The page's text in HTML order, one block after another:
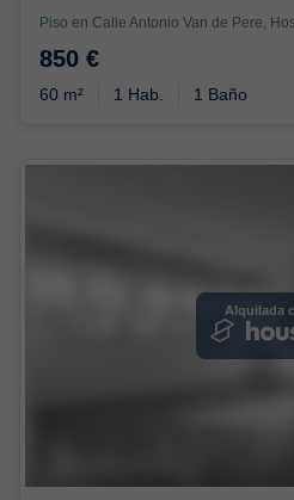
Piso en Calle Antonio Van de Pere,
850 €
60 m² 1 Hab. 1 Baño
Alquilada